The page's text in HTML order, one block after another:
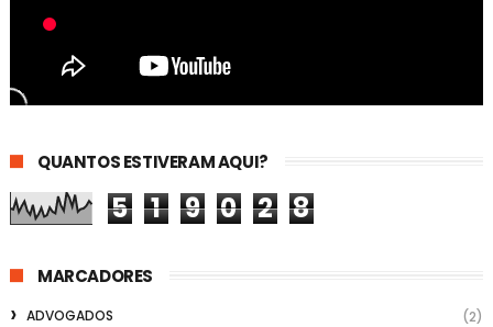
QUANTOS ESTIVERAM AQUI?
5 1 9 0 2 8
MARCADORES
ADVOGADOS
(2)